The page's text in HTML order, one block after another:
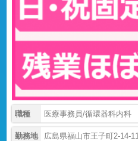
職種 医療事務員/循環器科内科
勤務地 広島県福山市王子町2-14-11